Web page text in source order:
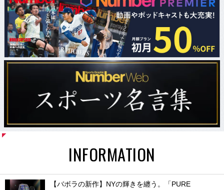
INFORMATION
【バボラの新作】NYの輝きを纏う。「PURE